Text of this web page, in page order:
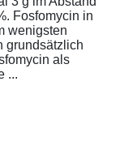
Fosfomycin in
wenigsten
grundsätzlich
als
...